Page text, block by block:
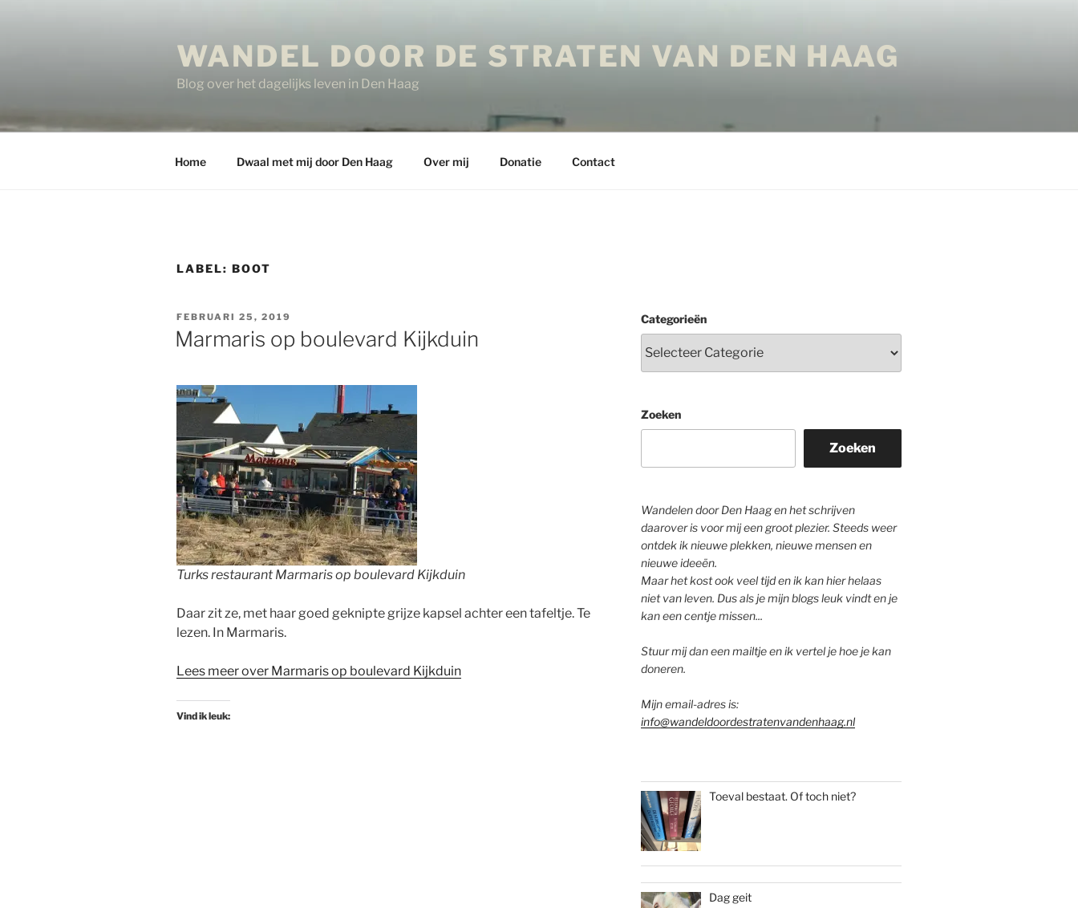
WANDEL DOOR DE STRATEN VAN DEN HAAG
Blog over het dagelijks leven in Den Haag
Home Dwaal met mij door Den Haag Over mij Donatie Contact
LABEL: BOOT
GEPLAATST
OP
FEBRUARI 25, 2019
Marmaris op boulevard Kijkduin
Turks restaurant Marmaris op boulevard Kijkduin
Daar zit ze, met haar goed geknipte grijze kapsel achter een tafeltje. Te
lezen. In Marmaris.
Lees meer over Marmaris op boulevard Kijkduin
Vind ik leuk:
Categorieën
Zoeken
Zoeken
Wandelen door Den Haag en het schrijven
daarover is voor mij een groot plezier. Steeds weer
ontdek ik nieuwe plekken, nieuwe mensen en
nieuwe ideeën.
Maar het kost ook veel tijd en ik kan hier helaas
niet van leven. Dus als je mijn blogs leuk vindt en je
kan een centje missen...
Stuur mij dan een mailtje en ik vertel je hoe je kan
doneren.
Mijn email-adres is:
info@wandeldoordestratenvandenhaag.nl
Toeval bestaat. Of toch niet?
Dag geit